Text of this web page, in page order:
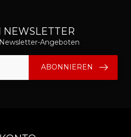
NEWSLETTER
Angeboten
ABONNIEREN